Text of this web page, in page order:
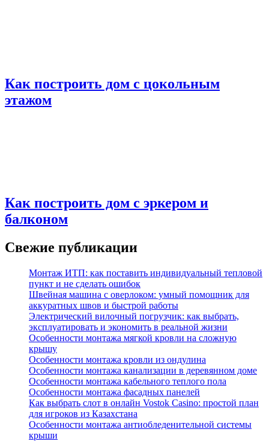
Как построить дом с цокольным
этажом
Как построить дом с эркером и
балконом
Свежие публикации
Монтаж ИТП: как поставить индивидуальный тепловой
пункт и не сделать ошибок
Швейная машина с оверлоком: умный помощник для
аккуратных швов и быстрой работы
Электрический вилочный погрузчик: как выбрать,
эксплуатировать и экономить в реальной жизни
Особенности монтажа мягкой кровли на сложную
крышу
Особенности монтажа кровли из ондулина
Особенности монтажа канализации в деревянном доме
Особенности монтажа кабельного теплого пола
Особенности монтажа фасадных панелей
Как выбрать слот в онлайн Vostok Casino: простой план
для игроков из Казахстана
Особенности монтажа антиобледенительной системы
крыши